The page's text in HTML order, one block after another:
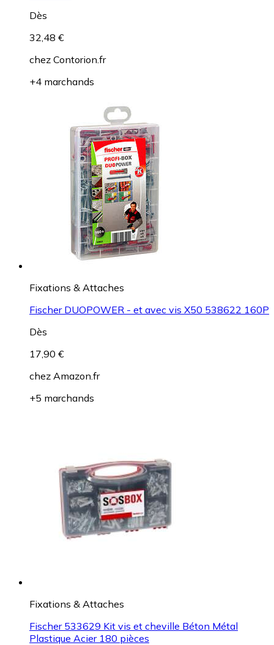
Dès
32,48 €
chez Contorion.fr
+4 marchands
Fixations & Attaches
Fischer DUOPOWER - et avec vis X50 538622 160P
Dès
17,90 €
chez Amazon.fr
+5 marchands
Fixations & Attaches
Fischer 533629 Kit vis et cheville Béton Métal
Plastique Acier 180 pièces